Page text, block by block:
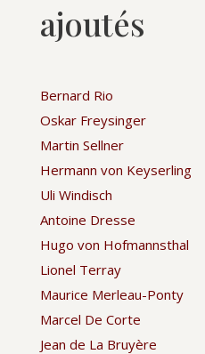
ajoutés
Bernard Rio
Oskar Freysinger
Martin Sellner
Hermann von Keyserling
Uli Windisch
Antoine Dresse
Hugo von Hofmannsthal
Lionel Terray
Maurice Merleau-Ponty
Marcel De Corte
Jean de La Bruyère